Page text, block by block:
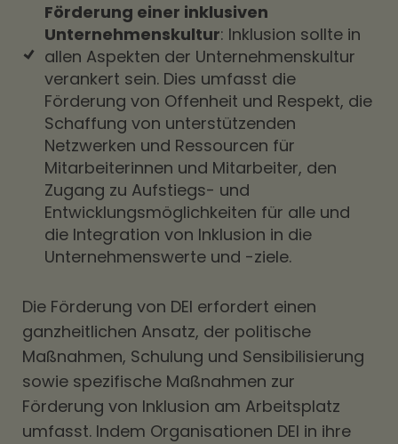
Förderung einer inklusiven
Unternehmenskultur: Inklusion sollte in
allen Aspekten der Unternehmenskultur
verankert sein. Dies umfasst die
Förderung von Offenheit und Respekt, die
Schaffung von unterstützenden
Netzwerken und Ressourcen für
Mitarbeiterinnen und Mitarbeiter, den
Zugang zu Aufstiegs- und
Entwicklungsmöglichkeiten für alle und
die Integration von Inklusion in die
Unternehmenswerte und -ziele.
Die Förderung von DEI erfordert einen
ganzheitlichen Ansatz, der politische
Maßnahmen, Schulung und Sensibilisierung
sowie spezifische Maßnahmen zur
Förderung von Inklusion am Arbeitsplatz
umfasst. Indem Organisationen DEI in ihre